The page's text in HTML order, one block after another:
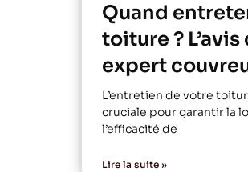
Quand
toiture ? L’avis
expert
L’entretien de votre
cruciale pour garantir la
l’efficacité de
Lire la suite »